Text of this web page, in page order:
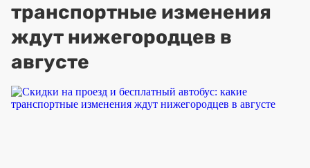
транспортные изменения
ждут нижегородцев в
августе